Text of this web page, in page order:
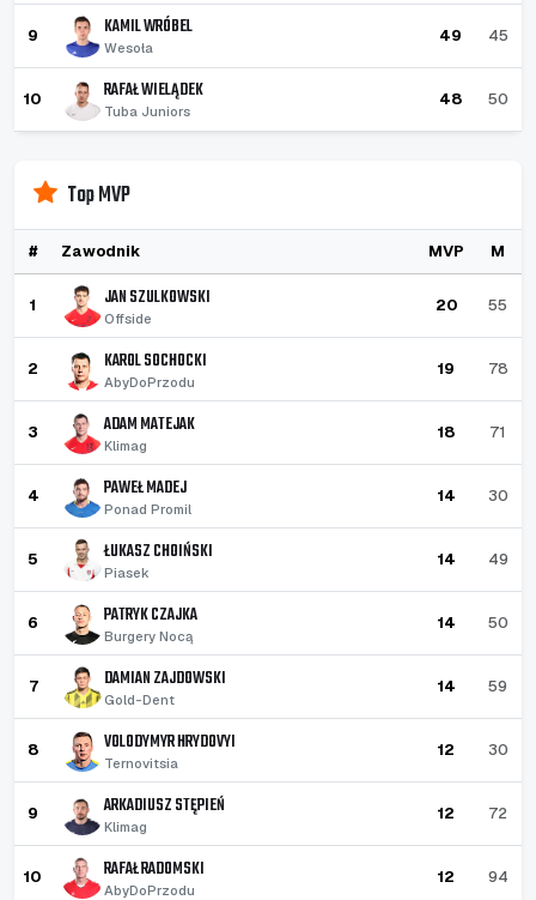
9 KAMIL WRÓBEL
Wesoła
49 45
10 RAFAŁ WIELĄDEK
Tuba Juniors
48 50
Top MVP
# Zawodnik MVP M
1 JAN SZULKOWSKI
Offside
20 55
2 KAROL SOCHOCKI
AbyDoPrzodu
19 78
3 ADAM MATEJAK
Klimag
18 71
4 PAWEŁ MADEJ
Ponad Promil
14 30
5 ŁUKASZ CHOIŃSKI
Piasek
14 49
6 PATRYK CZAJKA
Burgery Nocą
14 50
7 DAMIAN ZAJDOWSKI
Gold-Dent
14 59
8 VOLODYMYR HRYDOVYI
Ternovitsia
12 30
9 ARKADIUSZ STĘPIEŃ
Klimag
12 72
10 RAFAŁ RADOMSKI
AbyDoPrzodu
12 94